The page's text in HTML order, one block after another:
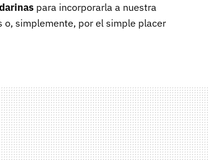
para incorporarla a nuestra
simplemente, por el simple placer